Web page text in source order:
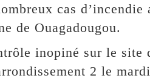
cas d’incendie
de Ouagadougou.
inopiné sur le site
2 le